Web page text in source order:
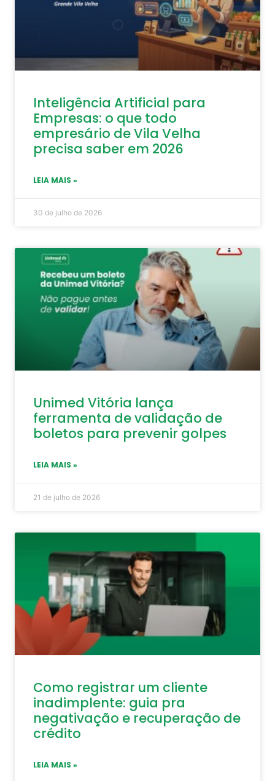
Inteligência Artificial para
Empresas: o que todo
empresário de Vila Velha
precisa saber em 2026
LEIA MAIS »
30 de julho de 2026
Unimed Vitória lança
ferramenta de validação de
boletos para prevenir golpes
LEIA MAIS »
21 de julho de 2026
Como registrar um cliente
inadimplente: guia pra
negativação e recuperação de
crédito
LEIA MAIS »